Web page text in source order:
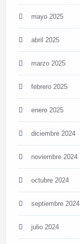
mayo 2025
abril 2025
marzo 2025
febrero 2025
enero 2025
diciembre 2024
noviembre 2024
octubre 2024
septiembre 2024
julio 2024